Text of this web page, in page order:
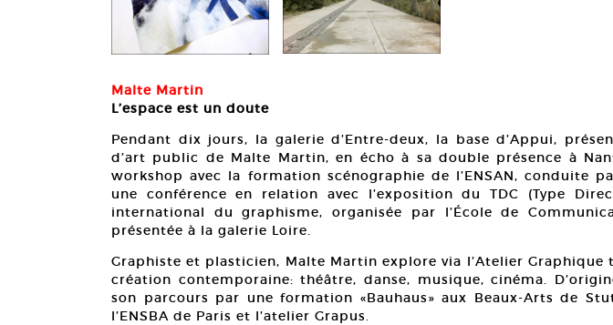
Malte Martin
L’espace est un doute
Pendant dix jours, la galerie d’Entre-deux, la base d’Appui,
d’art public de Malte Martin, en écho à sa double présence à
workshop avec la formation scénographie de l’ENSAN, conduite
une conférence en relation avec l’exposition du TDC (Type
international du graphisme, organisée par l’École de
présentée à la galerie Loire.
Graphiste et plasticien, Malte Martin explore via l’Atelier Graphique
création contemporaine: théâtre, danse, musique, cinéma.
son parcours par une formation «Bauhaus» aux Beaux-Arts de
l’ENSBA de Paris et l’atelier Grapus.